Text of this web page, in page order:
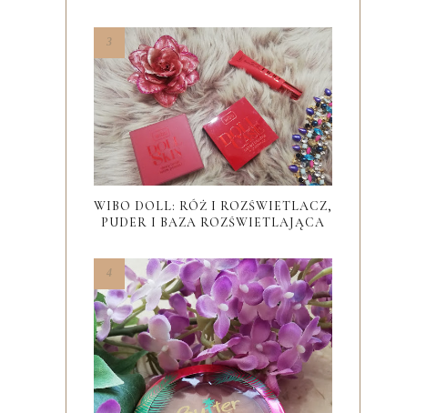
WIBO DOLL: RÓŻ I ROZŚWIETLACZ,
PUDER I BAZA ROZŚWIETLAJĄCA